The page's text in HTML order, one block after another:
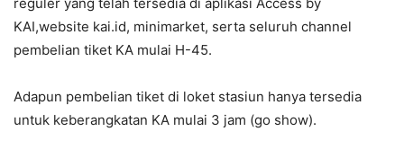
KAI,website kai.id, minimarket, serta seluruh channel
pembelian tiket KA mulai H-45.
Adapun pembelian tiket di loket stasiun hanya tersedia
untuk keberangkatan KA mulai 3 jam (go show).